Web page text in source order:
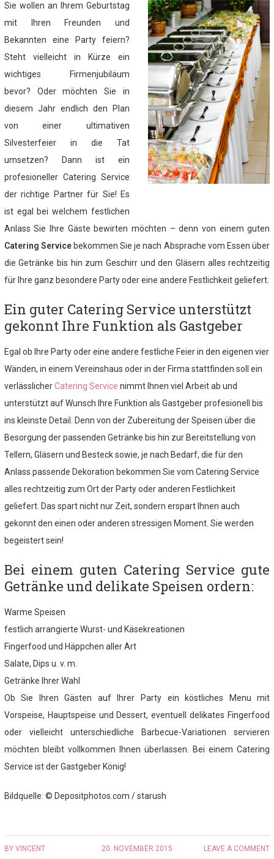
Sie wollen an Ihrem Geburtstag
mit Ihren Freunden und
Bekannten eine Party feiern?
Steht vielleicht in Kürze ein
wichtiges Firmenjubiläum
bevor? Oder möchten Sie in
diesem Jahr endlich den Plan
von einer ultimativen
Silvesterfeier in die Tat
umsetzen? Dann ist ein
profesioneller Catering Service
der richtige Partner für Sie! Es
ist egal bei welchem festlichen
Anlass Sie Ihre Gäste bewirten möchten – denn von einem guten
Catering Servicebekommen Sie je nach Absprache vom Essen über
die Getränke bis hin zum Geschirr und den Gläsern alles rechtzeitig
für Ihre ganz besondere Party oder eine andere Festlichkeit geliefert.
Ein guter Catering Service unterstützt
gekonnt Ihre Funktion als Gastgeber
Egal ob Ihre Party oder eine andere festliche Feier in den eigenen vier
Wänden, in einem Vereinshaus oder in der Firma stattfinden soll ein
verlässlicherCatering Service nimmt Ihnen viel Arbeit ab und
unterstützt auf Wunsch Ihre Funktion als Gastgeber profesionell bis
ins kleinste Detail. Denn von der Zubereitung der Speisen über die
Besorgung der passenden Getränke bis hin zur Bereitstellung von
Tellern, Gläsern und Besteck sowie, je nach Bedarf, die für den
Anlass passende Dekoration bekommen Sie vom Catering Service
alles rechtzeitig zum Ort der Party oder anderen Festlichkeit
geliefert. Das spart nicht nur Zeit, sondern erspart Ihnen auch
gekonnt den einen oder anderen stressigen Moment. Sie werden
begeistert sein!
Bei einem guten Catering Service gute
Getränke und delikate Speisen ordern:
Warme Speisen
festlich arrangierte Wurst- und Käsekreationen
Fingerfood und Häppchen aller Art
Salate, Dips u. v. m.
Getränke Ihrer Wahl
Ob Sie Ihren Gästen auf Ihrer Party ein köstliches Menu mit
Vorspeise, Hauptspeise und Dessert, eventuell delikates Fingerfood
oder vielleicht unterschiedliche Barbecue-Variationen servieren
möchten bleibt vollkommen Ihnen überlassen. Bei einem Catering
Service ist der Gastgeber König!
Bildquelle: © Depositphotos.com / starush
BY VINCENT 20. NOVEMBER 2015 LEAVE A COMMENT